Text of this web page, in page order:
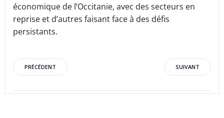
économique de l’Occitanie, avec des secteurs en
reprise et d’autres faisant face à des défis
persistants.
Post
navigation
PRÉCÉDENT
navigation
SUIVANT